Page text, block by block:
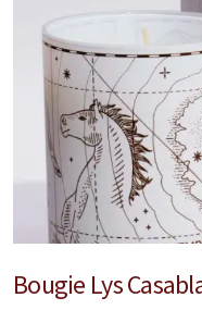
Bougie Lys